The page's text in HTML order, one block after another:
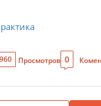
Просмотров 0